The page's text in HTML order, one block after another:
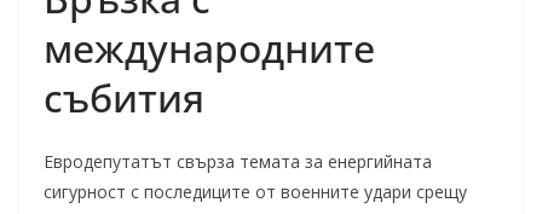
международните
събития
Евродепутатът свърза темата за енергийната
сигурност с последиците от военните удари срещу